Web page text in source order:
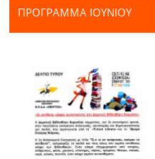
ΠΡΌΓΡΑΜΜΑ ΙΟΥΝΊΟΥ